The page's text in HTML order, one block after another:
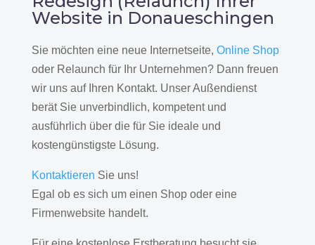
Website in Donaueschingen
Sie möchten eine neue Internetseite, Online Shop
oder Relaunch für Ihr Unternehmen? Dann freuen
wir uns auf Ihren Kontakt. Unser Außendienst
berät Sie unverbindlich, kompetent und
ausführlich über die für Sie ideale und
kostengünstigste Lösung.
Kontaktieren Sie uns!
Egal ob es sich um einen Shop oder eine
Firmenwebsite handelt.